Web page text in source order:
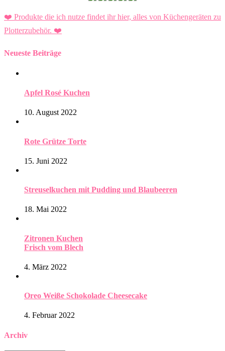
❤️ Produkte die ich nutze findet ihr hier, alles von Küchengeräten zu
Plotterzubehör. ❤️
Neueste Beiträge
Apfel Rosé Kuchen
10. August 2022
Rote Grütze Torte
15. Juni 2022
Streuselkuchen mit Pudding und Blaubeeren
18. Mai 2022
Zitronen Kuchen
Frisch vom Blech
4. März 2022
Oreo Weiße Schokolade Cheesecake
4. Februar 2022
Archiv